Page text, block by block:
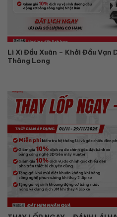
Lì Xì Đầu Xuân – Khởi Đầu Vạn
Thăng Long